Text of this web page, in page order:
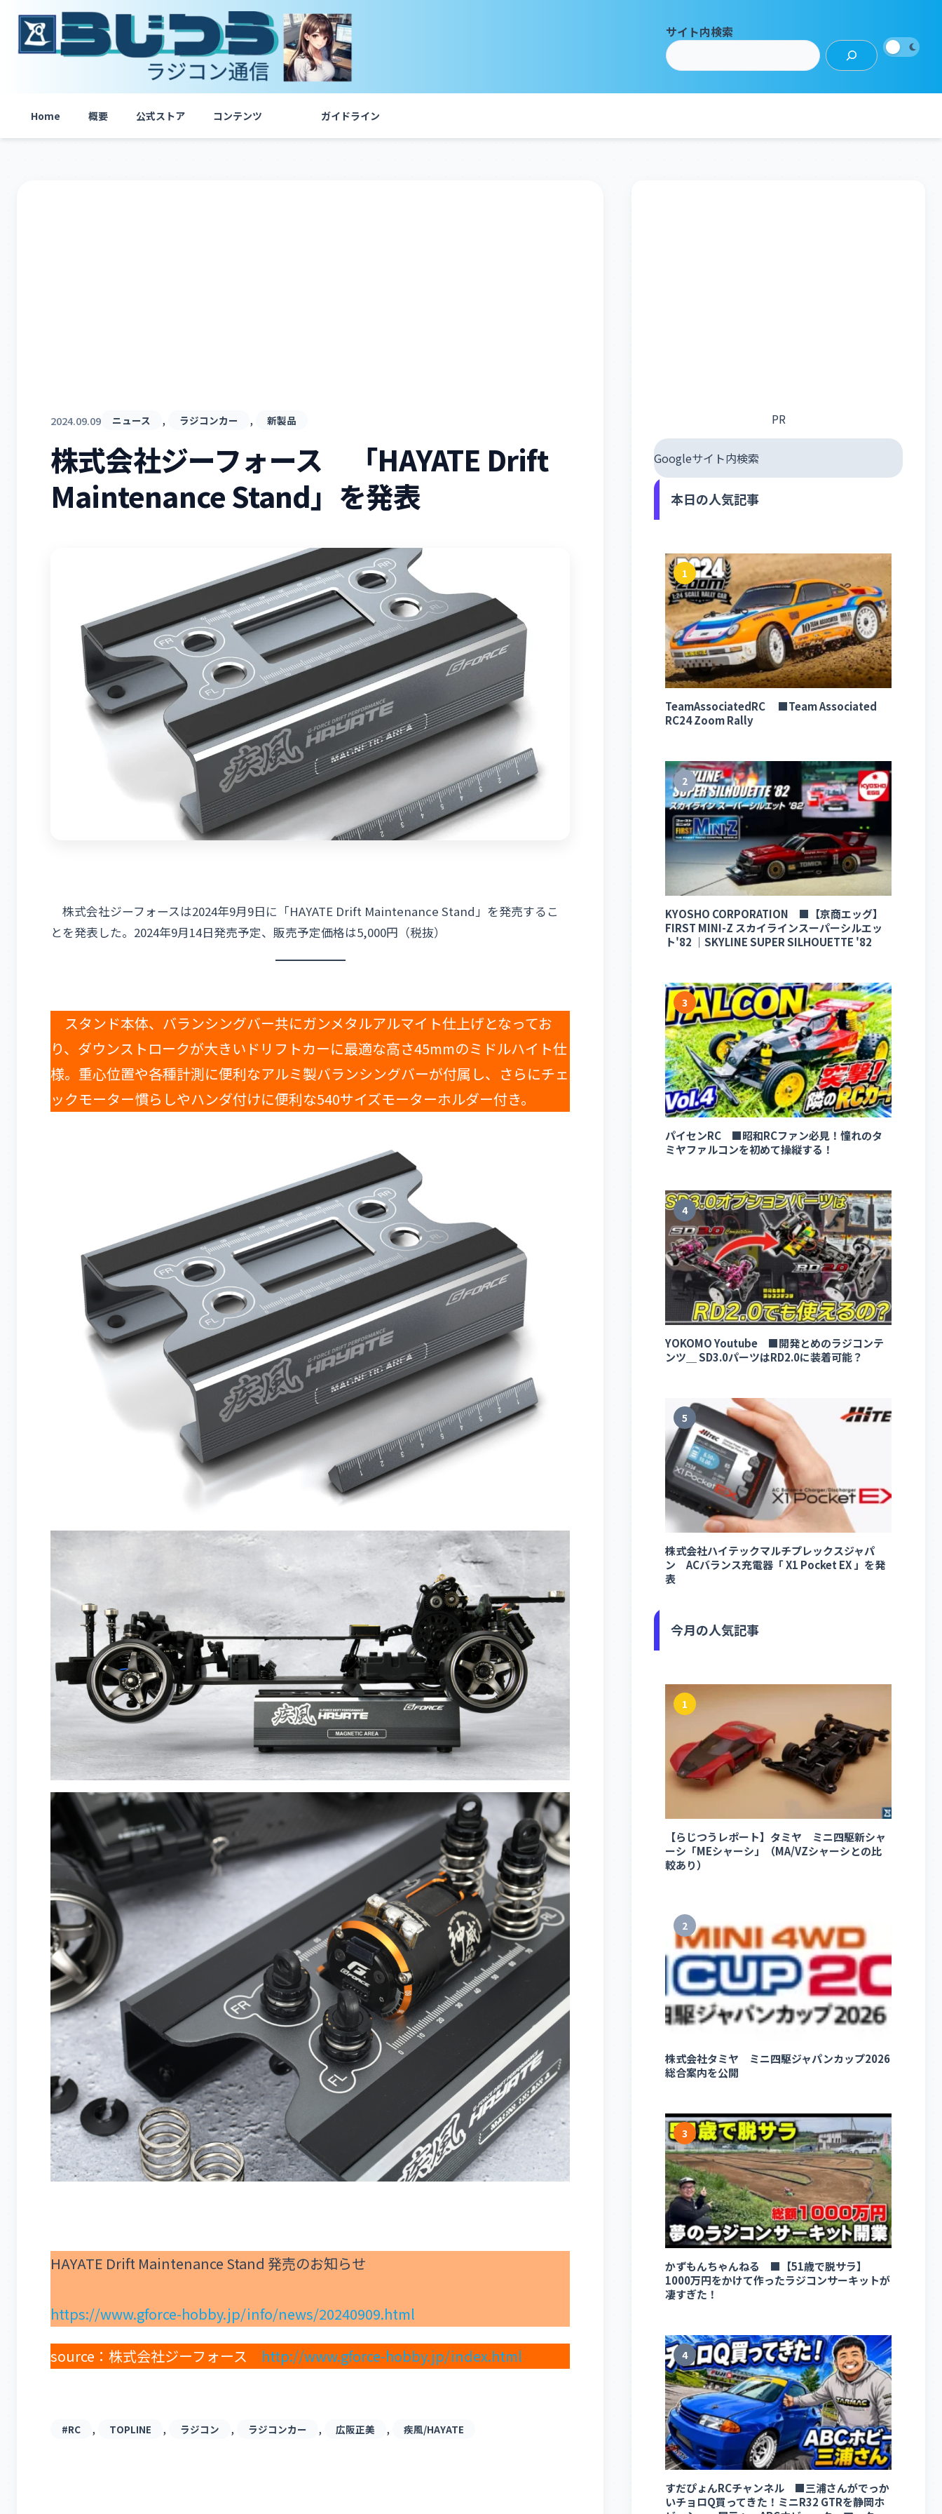
サイト内検索
Home 概要 公式ストア コンテンツ ガイドライン
2024.09.09 ニュース , ラジコンカー , 新製品
株式会社ジーフォース 「HAYATE Drift
Maintenance Stand」を発表
株式会社ジーフォースは2024年9月9日に「HAYATE Drift Maintenance Stand」を発売するこ
とを発表した。2024年9月14日発売予定、販売予定価格は5,000円（税抜）
スタンド本体、バランシングバー共にガンメタルアルマイト仕上げとなってお
り、ダウンストロークが大きいドリフトカーに最適な高さ45mmのミドルハイト仕
様。重心位置や各種計測に便利なアルミ製バランシングバーが付属し、さらにチェ
ックモーター慣らしやハンダ付けに便利な540サイズモーターホルダー付き。
HAYATE Drift Maintenance Stand 発売のお知らせ
https://www.gforce-hobby.jp/info/news/20240909.html
source：株式会社ジーフォース http://www.gforce-hobby.jp/index.html
#RC , TOPLINE , ラジコン , ラジコンカー , 広阪正美 , 疾風/HAYATE
PR
Googleサイト内検索
本日の人気記事
1
TeamAssociatedRC ■Team Associated
RC24 Zoom Rally
2
KYOSHO CORPORATION ■【京商エッグ】
FIRST MINI-Z スカイラインスーパーシルエッ
ト'82 ｜SKYLINE SUPER SILHOUETTE '82
3
パイセンRC ■昭和RCファン必見！憧れのタ
ミヤファルコンを初めて操縦する！
4
YOKOMO Youtube ■開発とめのラジコンテ
ンツ＿ SD3.0パーツはRD2.0に装着可能？
5
株式会社ハイテックマルチプレックスジャパ
ン ACバランス充電器「 X1 Pocket EX 」を発
表
今月の人気記事
1
【らじつうレポート】タミヤ ミニ四駆新シャ
ーシ「MEシャーシ」（MA/VZシャーシとの比
較あり）
2
株式会社タミヤ ミニ四駆ジャパンカップ2026
総合案内を公開
3
かずもんちゃんねる ■【51歳で脱サラ】
1000万円をかけて作ったラジコンサーキットが
凄すぎた！
4
すだぴょんRCチャンネル ■三浦さんがでっか
いチョロQ買ってきた！ミニR32 GTRを静岡ホ